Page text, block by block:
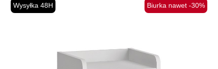
Wysyłka 48H Biurka nawet -30%